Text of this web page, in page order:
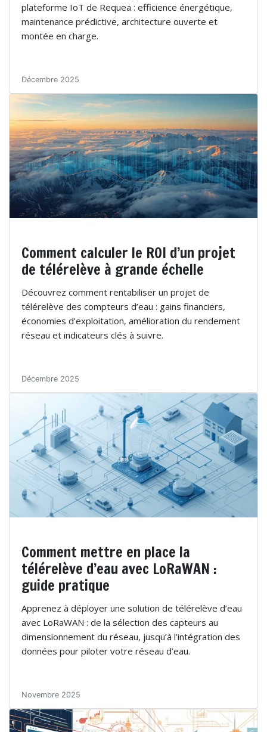
plateforme IoT de Requea : efficience énergétique,
maintenance prédictive, architecture ouverte et
montée en charge.
Décembre 2025
Comment calculer le ROI d’un projet
de télérelève à grande échelle
Découvrez comment rentabiliser un projet de
télérelève des compteurs d’eau : gains financiers,
économies d’exploitation, amélioration du rendement
réseau et indicateurs clés à suivre.
Décembre 2025
Comment mettre en place la
télérelève d’eau avec LoRaWAN :
guide pratique
Apprenez à déployer une solution de télérelève d’eau
avec LoRaWAN : de la sélection des capteurs au
dimensionnement du réseau, jusqu’à l’intégration des
données pour piloter votre réseau d’eau.
Novembre 2025